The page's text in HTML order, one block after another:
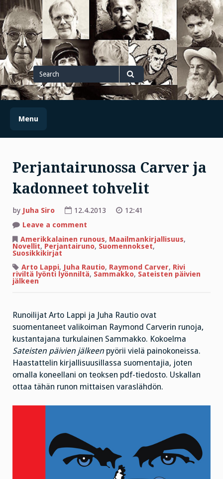
Skip
to
content
Search
for
Search
Menu
Perjantairunossa Carver ja
kadonneet tohvelit
by Juha Siro 12.4.2013
12:41
Leave a comment
Carver
ja
kadonneet
Amerikkalainen runous, Maailmankirjallisuus,
Novellit, Perjantairuno, Suomennokset,
Suosikkikirjat
Arto Lappi, Juha Rautio, Raymond Carver, Rivi
riviltä lyönti lyönniltä, Sammakko, Sateisten päivien
jälkeen
Runoilijat Arto Lappi ja Juha Rautio ovat
suomentaneet valikoiman Raymond Carverin runoja,
kustantajana turkulainen Sammakko. Kokoelma
Sateisten päivien jälkeen pyörii vielä painokoneissa.
Haastattelin kirjallisuusillassa suomentajia, joten
omalla koneellani on teoksen pdf-tiedosto. Uskallan
ottaa tähän runon mittaisen varaslähdön.